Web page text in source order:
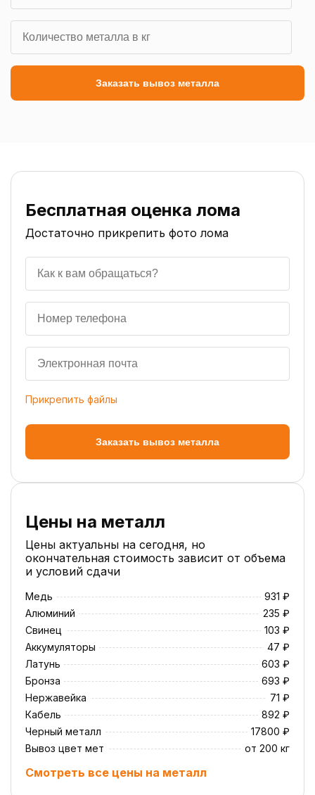
Заказать вывоз металла
Бесплатная оценка лома
Достаточно прикрепить фото лома
Прикрепить файлы
Заказать вывоз металла
Цены на металл
Цены актуальны на сегодня, но
окончательная стоимость зависит от объема
и условий сдачи
Медь
931 ₽
Алюминий
235 ₽
Свинец
103 ₽
Аккумуляторы
47 ₽
Латунь
603 ₽
Бронза
693 ₽
Нержавейка
71 ₽
Кабель
892 ₽
Черный металл
17800 ₽
Вывоз цвет мет
от 200 кг
Смотреть все цены на металл